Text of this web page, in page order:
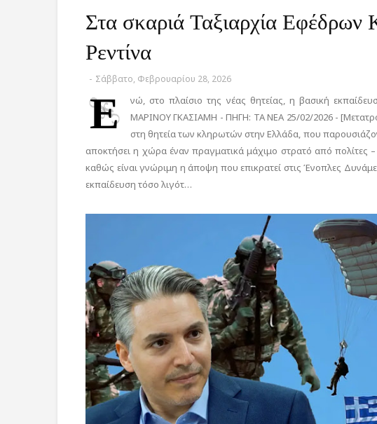
Στα σκαριά Ταξιαρχία Εφέδρων
Ρεντίνα
- Σάββατο, Φεβρουαρίου 28, 2026
Ε
νώ, στο πλαίσιο της νέας θητείας, η βασική
ΜΑΡΙΝΟΥ ΓΚΑΣΙΑΜΗ - ΠΗΓΗ: ΤΑ ΝΕΑ 25/02/2026 -
στη θητεία των κληρωτών στην Ελλάδα, που
αποκτήσει η χώρα έναν πραγματικά μάχιμο στρατό από πολίτες –
καθώς είναι γνώριμη η άποψη που επικρατεί στις Ένοπλες
εκπαίδευση τόσο λιγότ…